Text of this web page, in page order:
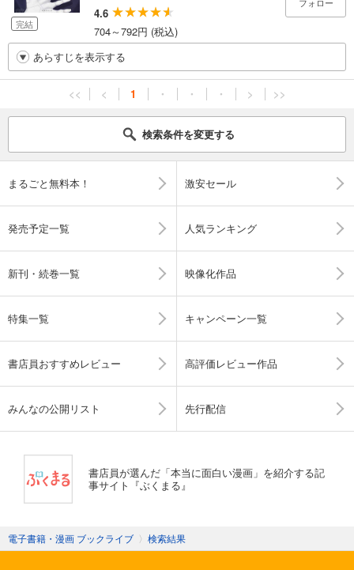
完結
4.6
704～792円 (税込)
あらすじを表示する
<< < 1 ・ ・ ・ > >>
検索条件を変更する
まるごと無料本！ 激安セール
発売予定一覧 人気ランキング
新刊・続巻一覧 映像化作品
特集一覧 キャンペーン一覧
書店員おすすめレビュー 高評価レビュー作品
みんなの公開リスト 先行配信
書店員が選んだ「本当に面白い漫画」を紹介する記
事サイト『ぶくまる』
電子書籍・漫画 ブックライブ 〉 検索結果